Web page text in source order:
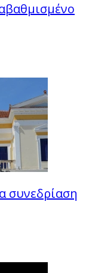
συνεδρίαση